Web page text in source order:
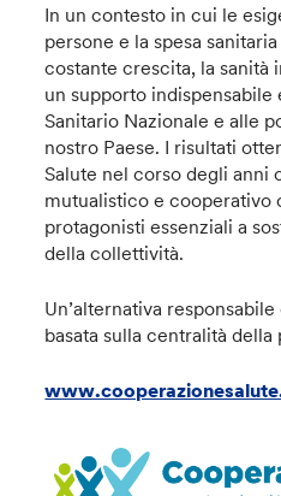
In un contesto in cui le
persone e la spesa
costante crescita, la sanità
un supporto indispensabile
Sanitario Nazionale e alle
nostro Paese. I risultati
Salute nel corso degli anni
mutualistico e cooperativo
protagonisti essenziali a
della collettività.
Un’alternativa
basata sulla centralità della